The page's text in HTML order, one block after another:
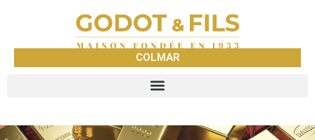
COLMAR